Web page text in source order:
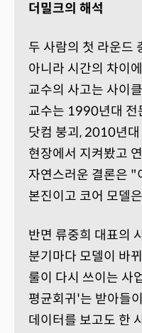
더밀크의 해석
두 사람의 첫 라운드
아니라 시간의 차이
교수의 사고는 사이
교수는 1990년대 전
닷컴 붕괴, 2010년
현장에서 지켜봤고
자연스러운 결론은 "
본진이고 코어 모델
반면 류중희 대표의
분기마다 모델이 바
룰이 다시 쓰이는 사
평균회귀'는 받아들
데이터를 보고도 한